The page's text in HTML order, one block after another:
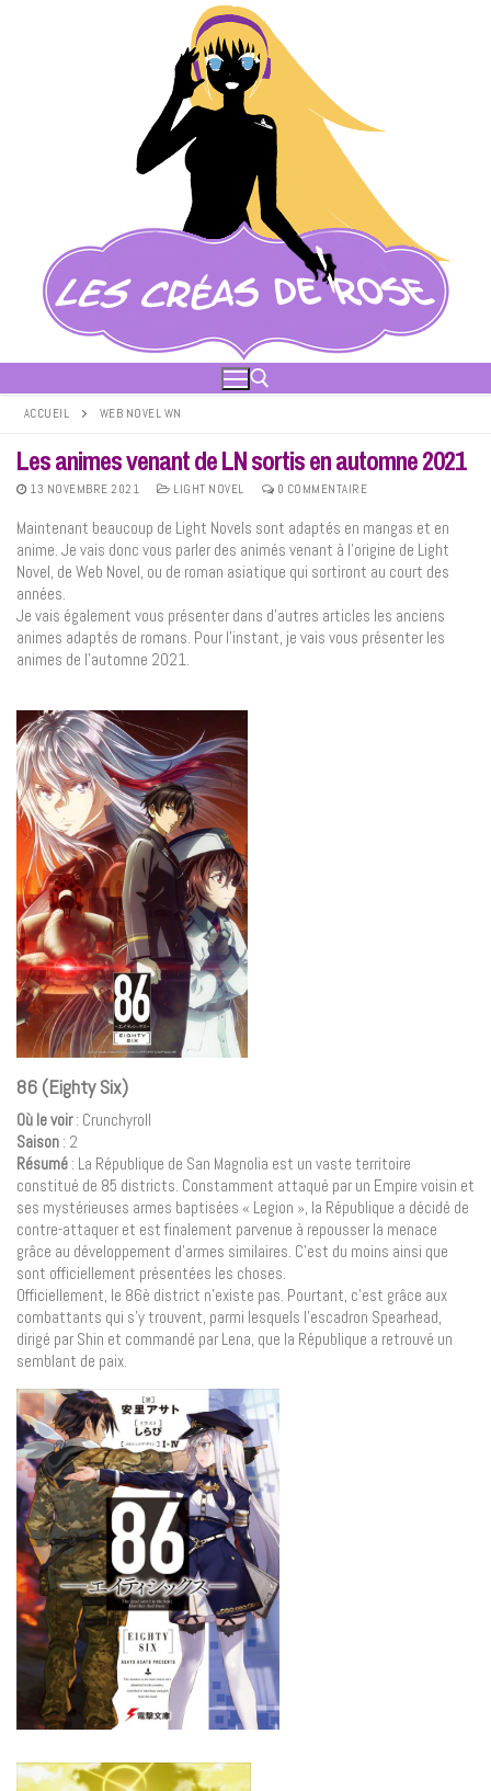
Rechercher :
ACCUEIL WEB NOVEL WN
Les animes venant de LN sortis en automne 2021
13 NOVEMBRE 2021 LIGHT NOVEL 0 COMMENTAIRE
Maintenant beaucoup de Light Novels sont adaptés en mangas et en
anime. Je vais donc vous parler des animés venant à l’origine de Light
Novel, de Web Novel, ou de roman asiatique qui sortiront au court des
années.
Je vais également vous présenter dans d’autres articles les anciens
animes adaptés de romans. Pour l’instant, je vais vous présenter les
animes de l’automne 2021.
86 (Eighty Six)
Où le voir: Crunchyroll
Saison : 2
Résumé : La République de San Magnolia est un vaste territoire
constitué de 85 districts. Constamment attaqué par un Empire voisin et
ses mystérieuses armes baptisées « Legion », la République a décidé de
contre-attaquer et est finalement parvenue à repousser la menace
grâce au développement d’armes similaires. C’est du moins ainsi que
sont officiellement présentées les choses.
Officiellement, le 86è district n’existe pas. Pourtant, c’est grâce aux
combattants qui s’y trouvent, parmi lesquels l’escadron Spearhead,
dirigé par Shin et commandé par Lena, que la République a retrouvé un
semblant de paix.